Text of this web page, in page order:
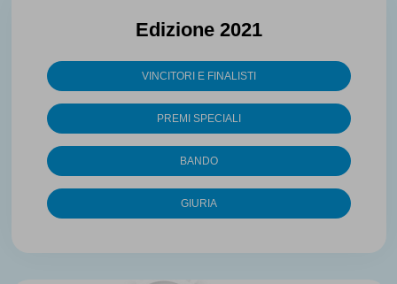
Edizione 2021
VINCITORI E FINALISTI
PREMI SPECIALI
BANDO
GIURIA